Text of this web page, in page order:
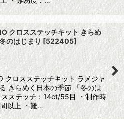
クロスステッチキット きらめ
のはじまり [522405]
クロスステッチキット ラメジャ
きらめく日本の季節 「冬のは
スステッチ：14ct/55目 ・制作時
以上 ・難…